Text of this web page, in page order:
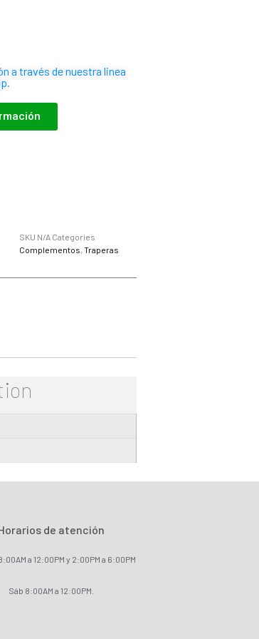
a través de nuestra linea
SKU N/A Categories
Complementos Traperas
de atención
a 12:00PM y 2:00PM a 6:00PM
Sáb 8:00AM a 12:00PM.